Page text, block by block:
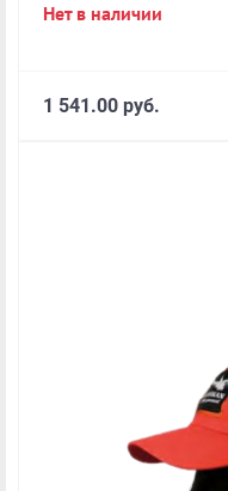
Нет в наличии
1 541.00 руб.